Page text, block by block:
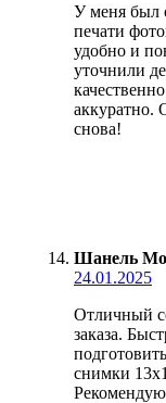
У меня был
печати
удобно и
уточнили
аккуратно.
снова!
Шанель
24.01.2025
Отличный
заказа.
снимки